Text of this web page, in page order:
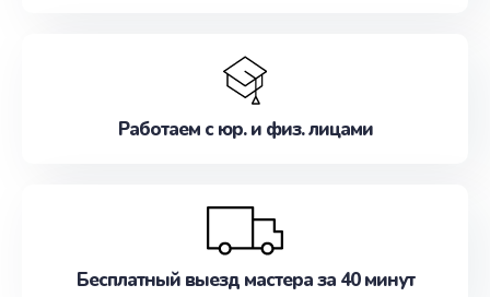
Работаем с юр. и физ. лицами
Бесплатный выезд мастера за 40 минут